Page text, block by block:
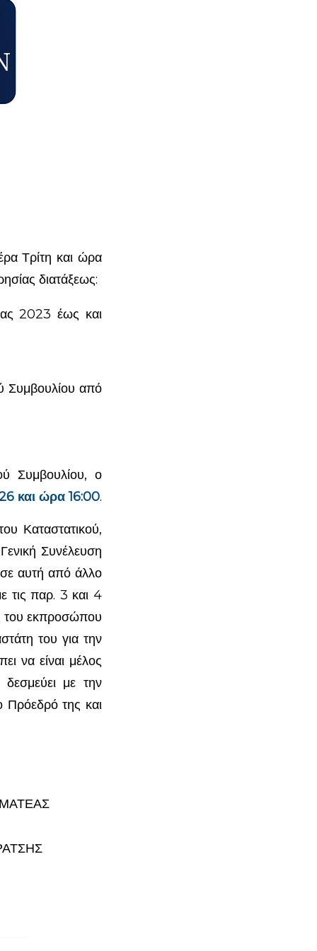
Τρίτη και ώρα
διατάξεως:
2023 έως και
Συμβουλίου από
Συμβουλίου, ο
και ώρα 16:00.
Καταστατικού,
Συνέλευση
αυτή από άλλο
τις παρ. 3 και 4
του εκπροσώπου
του για την
να είναι μέλος
με την
Πρόεδρό της και